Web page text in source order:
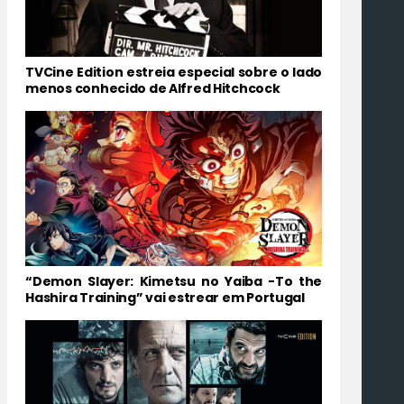
TVCine Edition estreia especial sobre o lado
menos conhecido de Alfred Hitchcock
“Demon Slayer: Kimetsu no Yaiba -To the
Hashira Training” vai estrear em Portugal